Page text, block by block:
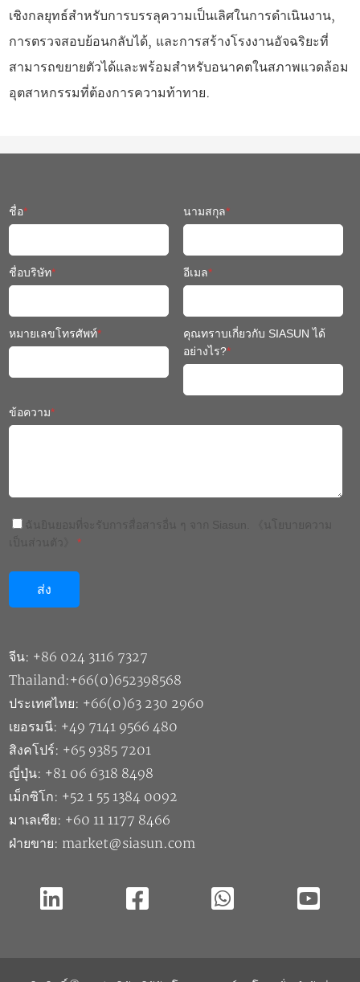
เชิงกลยุทธ์สำหรับการบรรลุความเป็นเลิศในการดำเนินงาน,
การตรวจสอบย้อนกลับได้, และการสร้างโรงงานอัจฉริยะที่
สามารถขยายตัวได้และพร้อมสำหรับอนาคตในสภาพแวดล้อม
อุตสาหกรรมที่ต้องการความท้าทาย.
ชื่อ* นามสกุล*
ชื่อบริษัท* อีเมล*
หมายเลขโทรศัพท์*
คุณทราบเกี่ยวกับ SIASUN ได้
อย่างไร?*
ข้อความ*
*
จีน: +86 024 3116 7327
Thailand:+66(0)652398568
ประเทศไทย: +66(0)63 230 2960
เยอรมนี: +49 7141 9566 480
สิงคโปร์: +65 9385 7201
ญี่ปุ่น: +81 06 6318 8498
เม็กซิโก: +52 1 55 1384 0092
มาเลเซีย: +60 11 1177 8466
ฝ่ายขาย: market@siasun.com